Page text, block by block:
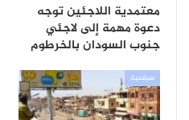
معتمدية اللاجئين توجه
دعوة مهمة إلى لاجئي
جنوب السودان بالخرطوم
سياسية